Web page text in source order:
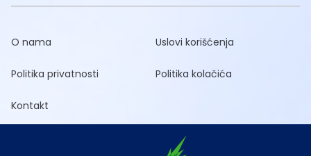
O nama Uslovi korišćenja
Politika privatnosti Politika kolačića
Kontakt